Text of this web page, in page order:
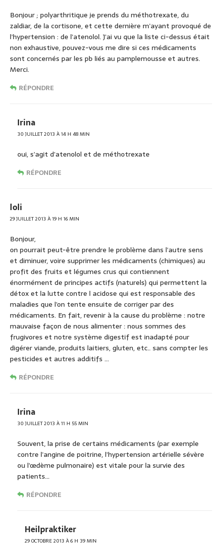
Bonjour ; polyarthritique je prends du méthotrexate, du
zaldiar, de la cortisone, et cette dernière m’ayant provoqué de
l’hypertension : de l’atenolol. J’ai vu que la liste ci-dessus était
non exhaustive, pouvez-vous me dire si ces médicaments
sont concernés par les pb liés au pamplemousse et autres.
Merci.
RÉPONDRE
Irina
30 JUILLET 2013 À 14 H 48 MIN
oui, s’agit d’atenolol et de méthotrexate
RÉPONDRE
loli
29 JUILLET 2013 À 19 H 16 MIN
Bonjour,
on pourrait peut-être prendre le problème dans l’autre sens
et diminuer, voire supprimer les médicaments (chimiques) au
profit des fruits et légumes crus qui contiennent
énormément de principes actifs (naturels) qui permettent la
détox et la lutte contre l acidose qui est responsable des
maladies que l’on tente ensuite de corriger par des
médicaments. En fait, revenir à la cause du problème : notre
mauvaise façon de nous alimenter : nous sommes des
frugivores et notre système digestif est inadapté pour
digérer viande, produits laitiers, gluten, etc.. sans compter les
pesticides et autres additifs …
RÉPONDRE
Irina
30 JUILLET 2013 À 11 H 55 MIN
Souvent, la prise de certains médicaments (par exemple
contre l’angine de poitrine, l’hypertension artérielle sévère
ou l’œdème pulmonaire) est vitale pour la survie des
patients…
RÉPONDRE
Heilpraktiker
29 OCTOBRE 2013 À 6 H 39 MIN